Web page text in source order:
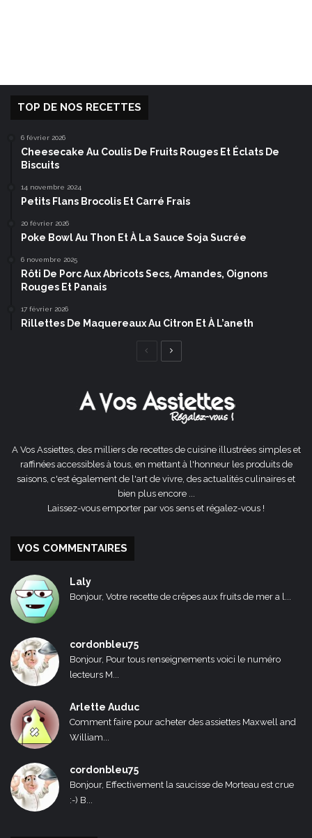
TOP DE NOS RECETTES
6 février 2026
Cheesecake Au Coulis De Fruits Rouges Et Éclats De
Biscuits
14 novembre 2024
Petits Flans Brocolis Et Carré Frais
20 février 2026
Poke Bowl Au Thon Et À La Sauce Soja Sucrée
6 novembre 2025
Rôti De Porc Aux Abricots Secs, Amandes, Oignons
Rouges Et Panais
17 février 2026
Rillettes De Maquereaux Au Citron Et À L’aneth
Page
A Vos Assiettes, des milliers de recettes de cuisine illustrées simples et
raffinées accessibles à tous, en mettant à l'honneur les produits de
saisons, c'est également de l'art de vivre, des actualités culinaires et
bien plus encore ...
Laissez-vous emporter par vos sens et régalez-vous !
VOS COMMENTAIRES
Laly
Bonjour, Votre recette de crêpes aux fruits de mer a l...
cordonbleu75
Bonjour, Pour tous renseignements voici le numéro
lecteurs M...
Arlette Auduc
Comment faire pour acheter des assiettes Maxwell and
William...
cordonbleu75
Bonjour, Effectivement la saucisse de Morteau est crue
:-) B...